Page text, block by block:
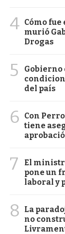
4 Cómo
murió
Drogas
5
Gobierno
del país
6
Con
tiene
7
El
pone un
laboral y
8
La
no